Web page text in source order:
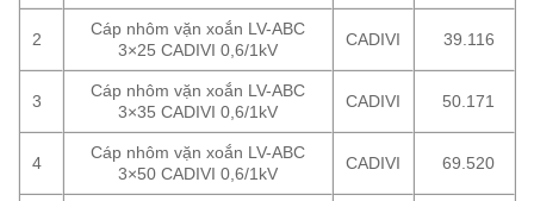
2
Cáp nhôm vặn xoắn LV-ABC
3×25 CADIVI 0,6/1kV
CADIVI 39.116
3
Cáp nhôm vặn xoắn LV-ABC
3×35 CADIVI 0,6/1kV
CADIVI 50.171
4
Cáp nhôm vặn xoắn LV-ABC
3×50 CADIVI 0,6/1kV
CADIVI 69.520